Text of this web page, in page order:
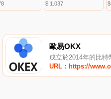
$ 1.037
歐易OKX
成立於2014年的比特
URL：https://